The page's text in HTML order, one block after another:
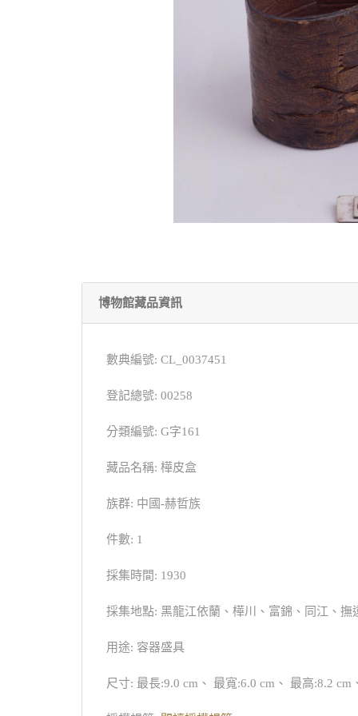
博物館藏品資訊
數典編號: CL_0037451
登記總號: 00258
分類編號: G字161
藏品名稱: 樺皮盒
族群: 中國-赫哲族
件數: 1
採集時間: 1930
採集地點: 黑龍江依蘭、樺川、富錦、同江、撫
用途: 容器盛具
尺寸: 最長:9.0 cm、 最寬:6.0 cm、 最高:8.2 cm